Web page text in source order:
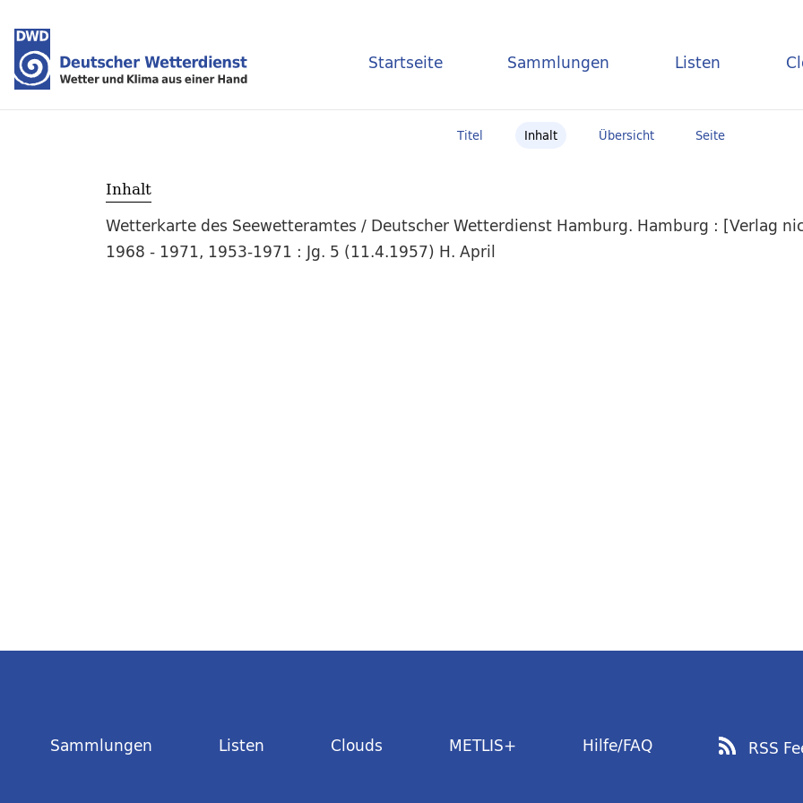
Startseite Sammlungen Listen
Titel Inhalt Übersicht Seite
Inhalt
Wetterkarte des Seewetteramtes / Deutscher Wetterdienst Hamburg. Hamburg : [Verlag
1968 - 1971, 1953-1971 : Jg. 5 (11.4.1957) H. April
Sammlungen Listen Clouds METLIS+ Hilfe/FAQ RSS